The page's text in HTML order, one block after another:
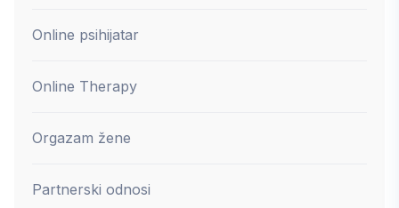
Online psihijatar
Online Therapy
Orgazam žene
Partnerski odnosi